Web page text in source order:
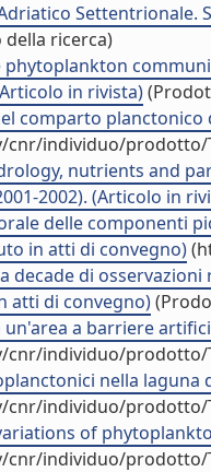
Settentrionale.
ricerca)
in rivista)
comparto
individuo/prodotto/
nutrients and
2002). (Articolo in
delle componenti
in atti di convegno)
decade di
atti di convegno)
a barriere
individuo/prodotto/
nella laguna
individuo/prodotto/
of
individuo/prodotto/